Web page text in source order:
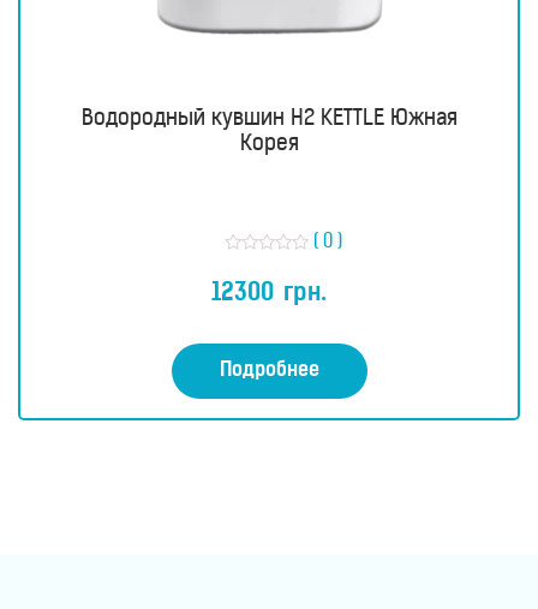
Водородный кувшин H2 KETTLE Южная
Корея
ц
е
а
0
и
( 0 )
12300 грн.
Подробнее